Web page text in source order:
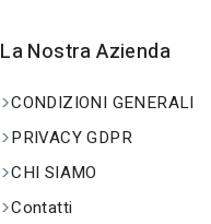
La Nostra Azienda
CONDIZIONI GENERALI
PRIVACY GDPR
CHI SIAMO
Contatti